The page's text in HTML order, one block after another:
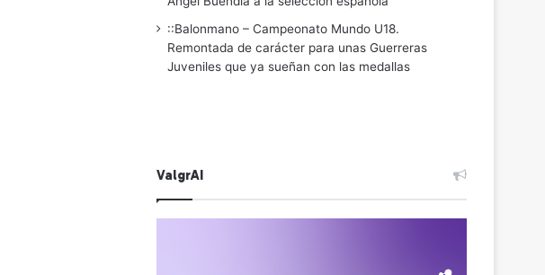
::Balonmano – Campeonato Mundo U18.
Remontada de carácter para unas Guerreras
Juveniles que ya sueñan con las medallas
ValgrAI